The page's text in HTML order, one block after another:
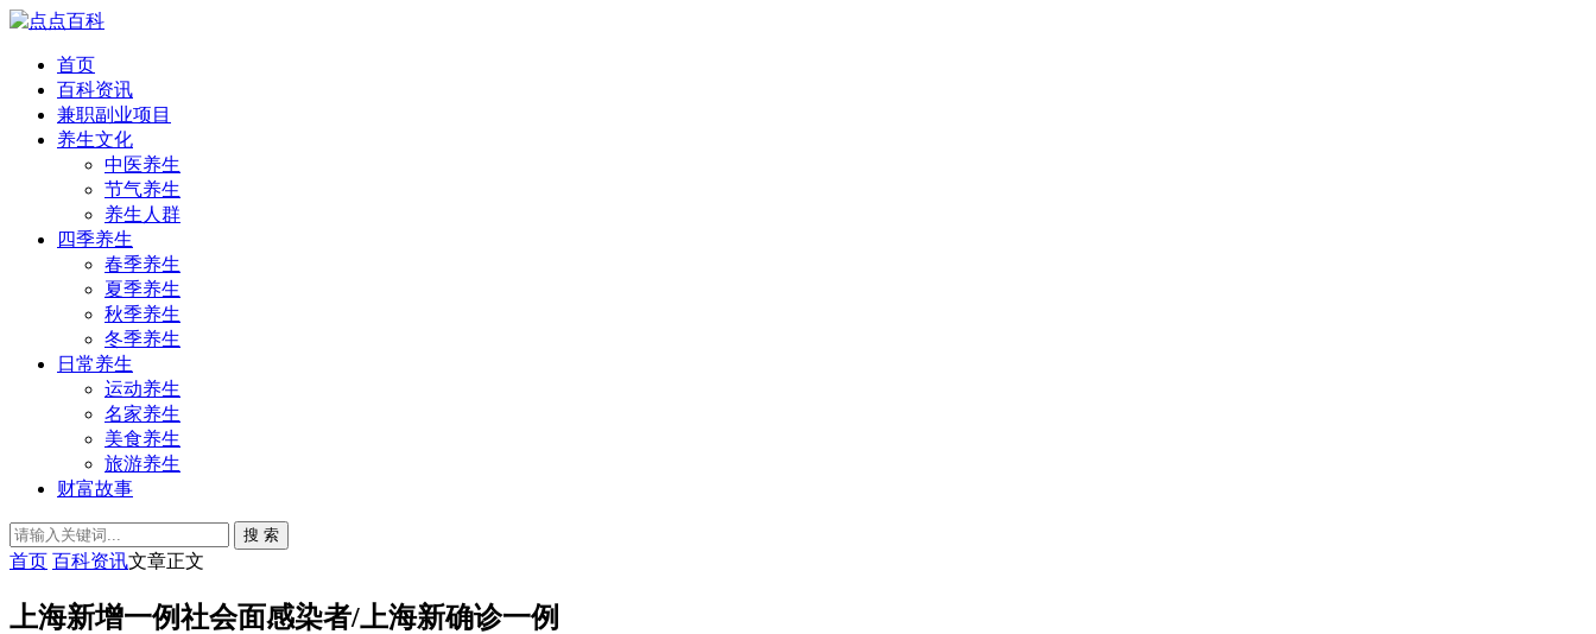
首页
百科资讯
兼职副业项目
养生文化
中医养生
节气养生
养生人群
四季养生
春季养生
夏季养生
秋季养生
冬季养生
日常养生
运动养生
名家养生
美食养生
旅游养生
财富故事
搜 索
首页 百科资讯文章正文
上海新增一例社会面感染者/上海新确诊一例